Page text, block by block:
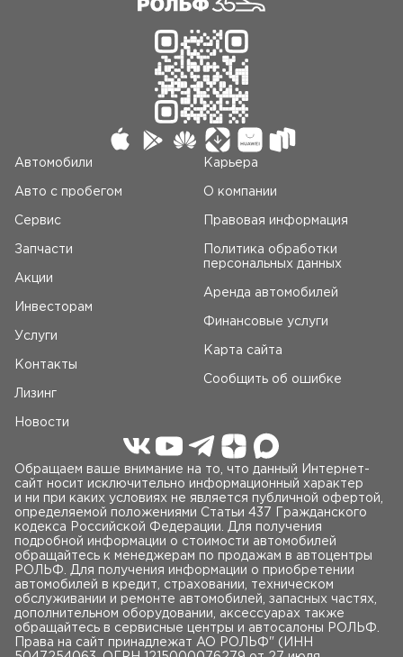
Автомобили
Авто c пробегом
Сервис
Запчасти
Акции
Инвесторам
Услуги
Контакты
Лизинг
Новости
Карьера
О компании
Правовая информация
Политика обработки
персональных данных
Аренда автомобилей
Финансовые услуги
Карта сайта
Сообщить об ошибке
Обращаем ваше внимание на то, что данный Интернет-
сайт носит исключительно информационный характер
и ни при каких условиях не является публичной офертой,
определяемой положениями Статьи 437 Гражданского
кодекса Российской Федерации. Для получения
подробной информации о стоимости автомобилей
обращайтесь к менеджерам по продажам в автоцентры
РОЛЬФ. Для получения информации о приобретении
автомобилей в кредит, страховании, техническом
обслуживании и ремонте автомобилей, запасных частях,
дополнительном оборудовании, аксессуарах также
обращайтесь в сервисные центры и автосалоны РОЛЬФ.
Права на сайт принадлежат AO РОЛЬФ" (ИНН